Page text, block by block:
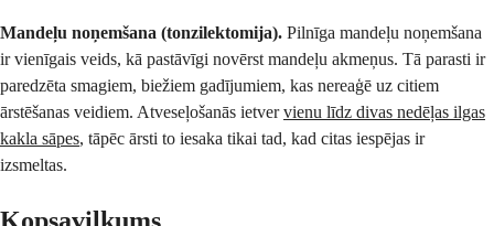
Mandeļu noņemšana (tonzilektomija). Pilnīga mandeļu noņemšana
ir vienīgais veids, kā pastāvīgi novērst mandeļu akmeņus. Tā parasti ir
paredzēta smagiem, biežiem gadījumiem, kas nereaģē uz citiem
ārstēšanas veidiem. Atveseļošanās ietvervienu līdz divas nedēļas ilgas
kakla sāpes, tāpēc ārsti to iesaka tikai tad, kad citas iespējas ir
izsmeltas.
Kopsavilkums